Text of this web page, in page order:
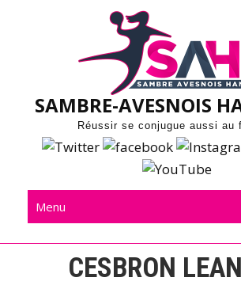
SAMBRE-AVESNOIS
Réussir se conjugue aussi au
Menu
CESBRON